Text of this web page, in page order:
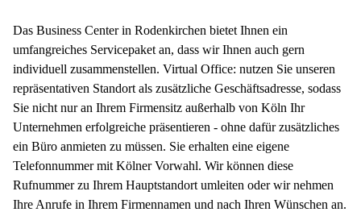
Das Business Center in Rodenkirchen bietet Ihnen ein
umfangreiches Servicepaket an, dass wir Ihnen auch gern
individuell zusammenstellen. Virtual Office: nutzen Sie unseren
repräsentativen Standort als zusätzliche Geschäftsadresse, sodass
Sie nicht nur an Ihrem Firmensitz außerhalb von Köln Ihr
Unternehmen erfolgreiche präsentieren - ohne dafür zusätzliches
ein Büro anmieten zu müssen. Sie erhalten eine eigene
Telefonnummer mit Kölner Vorwahl. Wir können diese
Rufnummer zu Ihrem Hauptstandort umleiten oder wir nehmen
Ihre Anrufe in Ihrem Firmennamen und nach Ihren Wünschen an.